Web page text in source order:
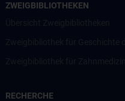
ZWEIGBIBLIOTHEKEN
RECHERCHE